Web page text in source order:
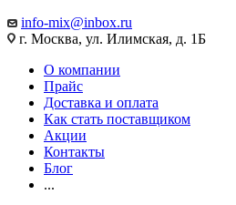
info-mix@inbox.ru
г. Москва, ул. Илимская, д. 1Б
О компании
Прайс
Доставка и оплата
Как стать поставщиком
Акции
Контакты
Блог
...